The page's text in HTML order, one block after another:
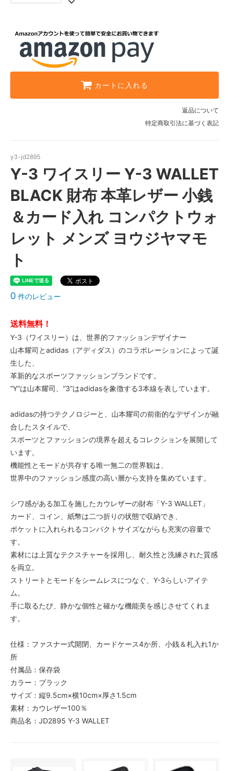
カートに入れる
返品について
特定商取引法に基づく表記
y3-jd2895
Y-3 ワイスリー Y-3 WALLET
BLACK 財布 本革レザー 小銭
＆カード入れ コンパクトウォ
レット メンズ ヨウジヤマモ
ト
0 件のレビュー
送料無料！
Y-3（ワイスリー）は、世界的ファッションデザイナー
山本耀司とadidas（アディダス）のコラボレーションによって誕
生した、
革新的なスポーツファッションブランドです。
“Y”は山本耀司、“3”はadidasを象徴する3本線を表しています。
adidasの持つテクノロジーと、山本耀司の前衛的なデザインが融
合したスタイルで、
スポーツとファッションの境界を超えるコレクションを展開して
います。
機能性とモードが共存する唯一無二の世界観は、
世界中のファッション感度の高い層から支持を集めています。
シワ感がある加工を施したカウレザーの財布「Y-3 WALLET」
カード、コイン、紙幣は二つ折りの状態で収納でき、
ポケットに入れられるコンパクトサイズながらも充実の容量で
す。
素材には上質なテクスチャーを採用し、耐久性と洗練された質感
を両立。
ストリートとモードをシームレスにつなぐ、Y-3らしいアイテ
ム。
手に取るたび、静かな個性と確かな機能美を感じさせてくれま
す。
仕様：ファスナー式開閉、カードケース4か所、小銭＆札入れ1か
所
付属品：保存袋
カラー：ブラック
サイズ：縦9.5cm×横10cm×厚さ1.5cm
素材：カウレザー100％
商品名：JD2895 Y-3 WALLET